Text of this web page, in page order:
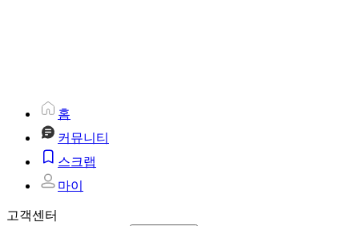
홈
커뮤니티
스크랩
마이
고객센터